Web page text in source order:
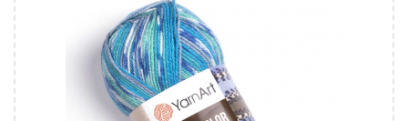
100
260
5